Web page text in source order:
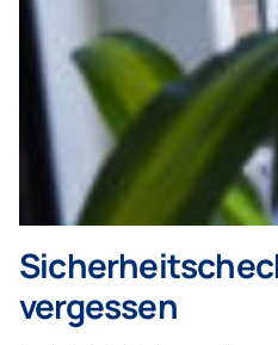
vergessen